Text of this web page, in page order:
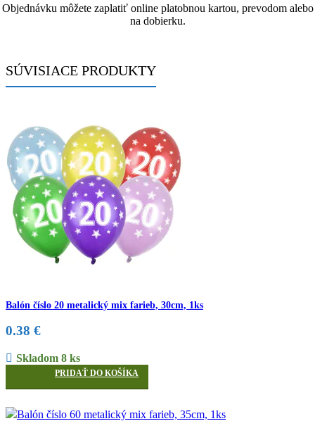
Objednávku môžete zaplatiť online platobnou kartou, prevodom alebo
na dobierku.
SÚVISIACE PRODUKTY
Balón číslo 20 metalický mix farieb, 30cm, 1ks
0.38 €
Skladom 8 ks
PRIDAŤ DO KOŠÍKA